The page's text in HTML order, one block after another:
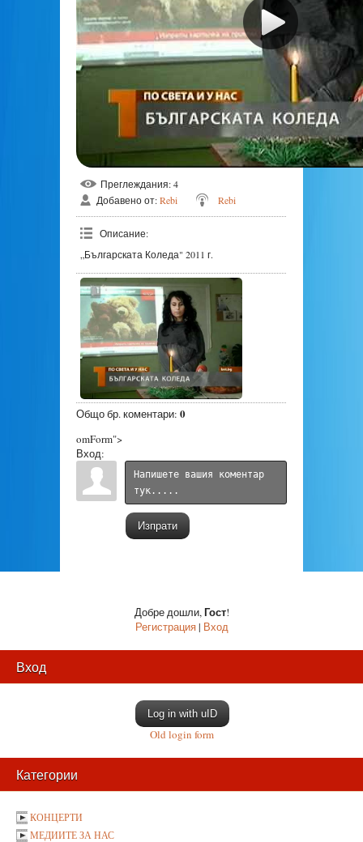
Преглеждания: 4
Добавено от:Rebi Rebi
Описание:
„Българската Коледа" 2011 г.
Общо бр. коментари: 0
omForm">
Вход:
Изпрати
Добре дошли,Гост!
Регистрация| Вход
Вход
Log in with uID
Old login form
Категории
КОНЦЕРТИ
МЕДИИТЕ ЗА НАС